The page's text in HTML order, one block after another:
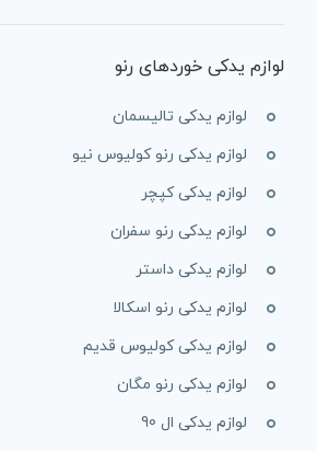
لوازم یدکی خوردهای رنو
لوازم یدکی تالیسمان
لوازم یدکی رنو کولیوس نیو
لوازم یدکی کپچر
لوازم یدکی رنو سفران
لوازم یدکی داستر
لوازم یدکی رنو اسکالا
لوازم یدکی کولیوس قدیم
لوازم یدکی رنو مگان
لوازم یدکی ال 90